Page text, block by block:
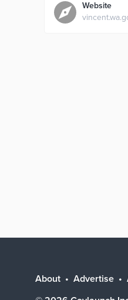
Website
About Advertise